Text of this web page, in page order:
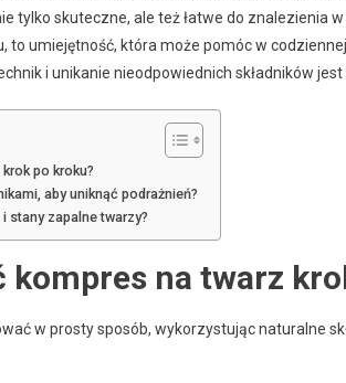
tylko skuteczne, ale też łatwe do znalezienia
to umiejętność, która może pomóc w
i unikanie nieodpowiednich składników
po kroku?
aby uniknąć podrażnień?
stany zapalne twarzy?
kompres na twarz
w prosty sposób, wykorzystując naturalne